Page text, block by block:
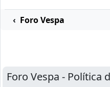
Foro Vespa
Foro Vespa - Política